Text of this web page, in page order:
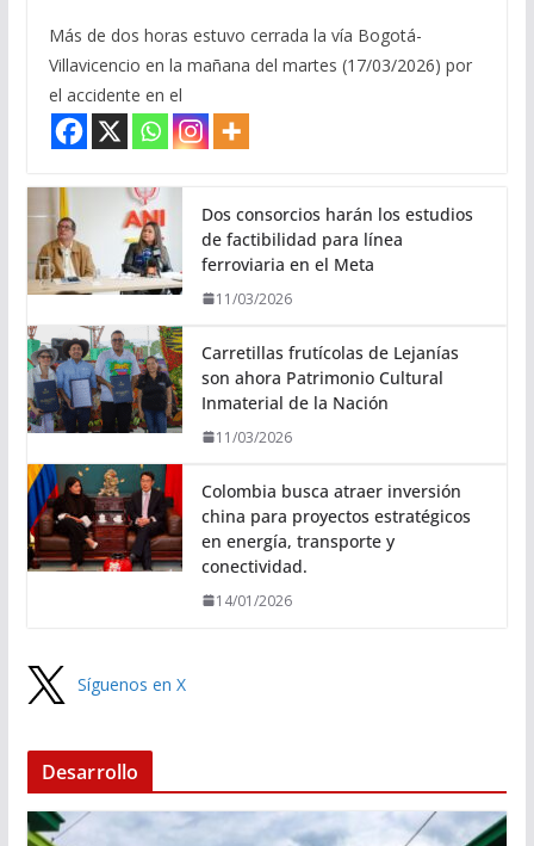
Más de dos horas estuvo cerrada la vía Bogotá-
Villavicencio en la mañana del martes (17/03/2026) por
el accidente en el
Dos consorcios harán los estudios
de factibilidad para línea
ferroviaria en el Meta
11/03/2026
Carretillas frutícolas de Lejanías
son ahora Patrimonio Cultural
Inmaterial de la Nación
11/03/2026
Colombia busca atraer inversión
china para proyectos estratégicos
en energía, transporte y
conectividad.
14/01/2026
Síguenos en X
Desarrollo